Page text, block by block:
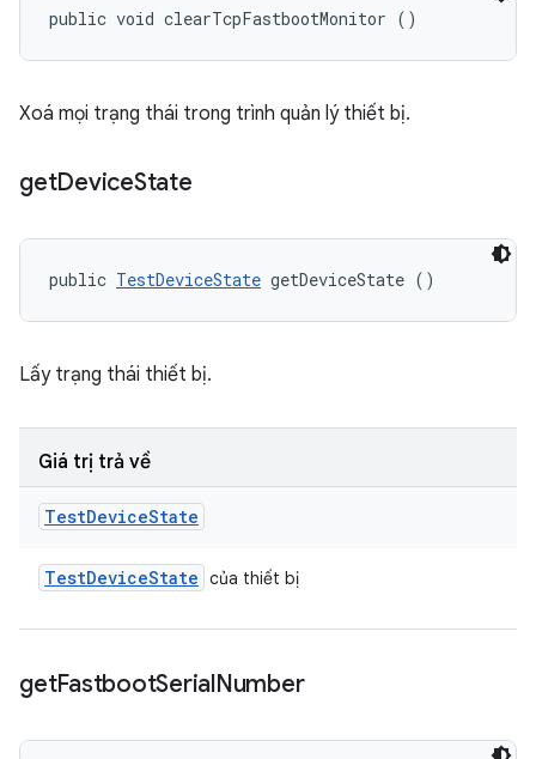
public void clearTcpFastbootMonitor ()
Xoá mọi trạng thái trong trình quản lý thiết bị.
getDeviceState
public TestDeviceState getDeviceState ()
Lấy trạng thái thiết bị.
Giá trị trả về
TestDeviceState
TestDeviceState của thiết bị
getFastbootSerialNumber